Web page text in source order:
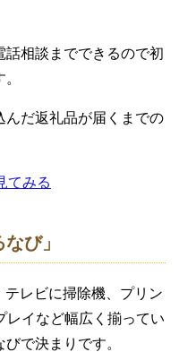
相談までできるので初
んだ返礼品が届くまでの
てみる
び」
テレビに掃除機、プリン
レイなど幅広く揃ってい
で決まりです。